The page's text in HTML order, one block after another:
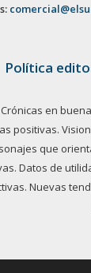
Política
en
positivas.
que
Datos de
Nuevas